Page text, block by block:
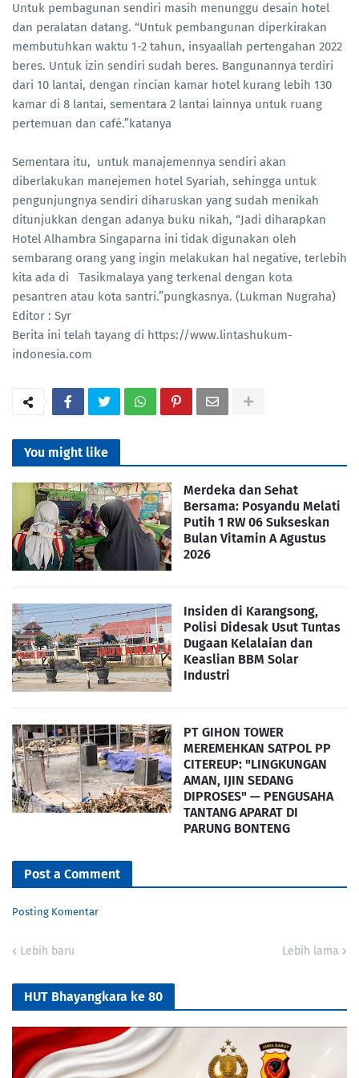
Untuk pembagunan sendiri masih menunggu desain hotel
dan peralatan datang. “Untuk pembangunan diperkirakan
membutuhkan waktu 1-2 tahun, insyaallah pertengahan 2022
beres. Untuk izin sendiri sudah beres. Bangunannya terdiri
dari 10 lantai, dengan rincian kamar hotel kurang lebih 130
kamar di 8 lantai, sementara 2 lantai lainnya untuk ruang
pertemuan dan café.”katanya
Sementara itu, untuk manajemennya sendiri akan
diberlakukan manejemen hotel Syariah, sehingga untuk
pengunjungnya sendiri diharuskan yang sudah menikah
ditunjukkan dengan adanya buku nikah, “Jadi diharapkan
Hotel Alhambra Singaparna ini tidak digunakan oleh
sembarang orang yang ingin melakukan hal negative, terlebih
kita ada di Tasikmalaya yang terkenal dengan kota
pesantren atau kota santri.”pungkasnya. (Lukman Nugraha)
Editor : Syr
Berita ini telah tayang di https://www.lintashukum-
indonesia.com
You might like
Merdeka dan Sehat
Bersama: Posyandu Melati
Putih 1 RW 06 Sukseskan
Bulan Vitamin A Agustus
2026
Insiden di Karangsong,
Polisi Didesak Usut Tuntas
Dugaan Kelalaian dan
Keaslian BBM Solar
Industri
PT GIHON TOWER
MEREMEHKAN SATPOL PP
CITEREUP: "LINGKUNGAN
AMAN, IJIN SEDANG
DIPROSES" — PENGUSAHA
TANTANG APARAT DI
PARUNG BONTENG
Post a Comment
Posting Komentar
Lebih baru Lebih lama
HUT Bhayangkara ke 80